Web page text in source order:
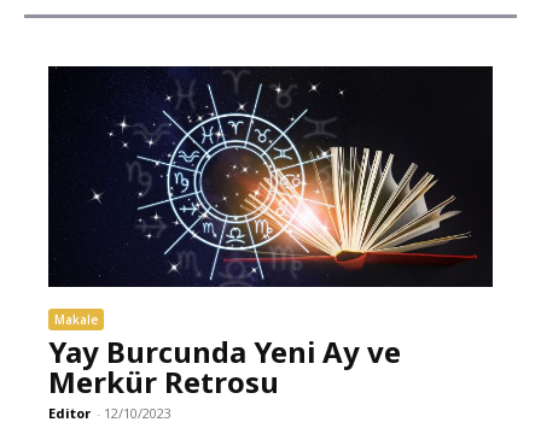
Makale
Yay Burcunda Yeni Ay ve
Merkür Retrosu
Editor - 12/10/2023